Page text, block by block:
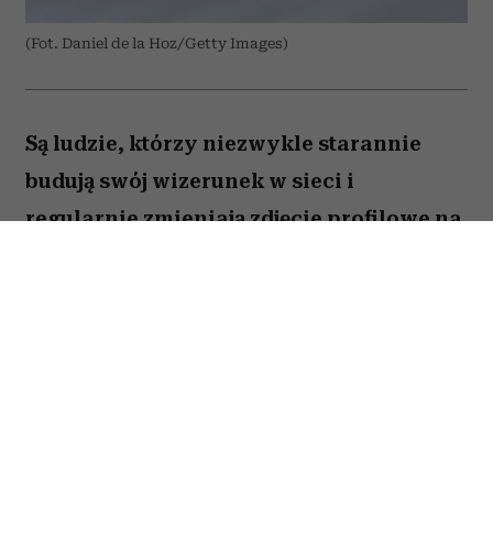
(Fot. Daniel de la Hoz/Getty Images)
Są ludzie, którzy niezwykle starannie
budują swój wizerunek w sieci i
regularnie zmieniają zdjęcie profilowe na